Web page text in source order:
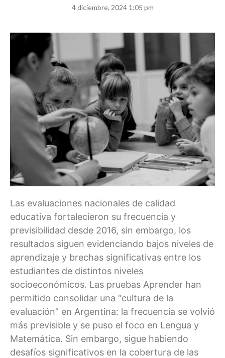
4 diciembre, 2024 1:05 pm
Las evaluaciones nacionales de calidad
educativa fortalecieron su frecuencia y
previsibilidad desde 2016, sin embargo, los
resultados siguen evidenciando bajos niveles de
aprendizaje y brechas significativas entre los
estudiantes de distintos niveles
socioeconómicos. Las pruebas Aprender han
permitido consolidar una “cultura de la
evaluación” en Argentina: la frecuencia se volvió
más previsible y se puso el foco en Lengua y
Matemática. Sin embargo, sigue habiendo
desafíos significativos en la cobertura de las